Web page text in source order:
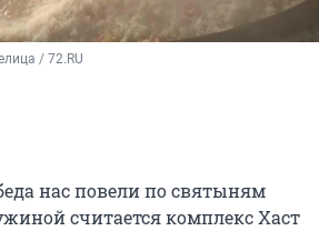
/ 72.RU
нас повели по святыням
считается комплекс Хаст